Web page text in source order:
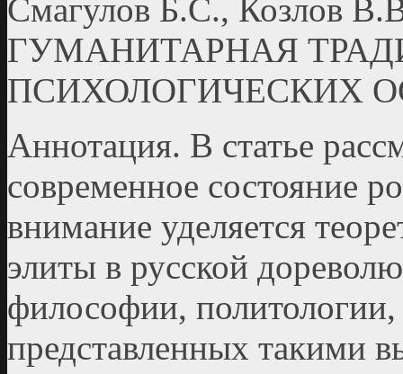
Смагулов Б.С., Козлов
ГУМАНИТАРНАЯ
ПСИХОЛОГИЧЕСКИХ
Аннотация. В статье
современное состояние
внимание уделяется
элиты в русской
философии,
представленных такими